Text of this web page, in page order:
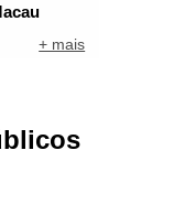
+ mais